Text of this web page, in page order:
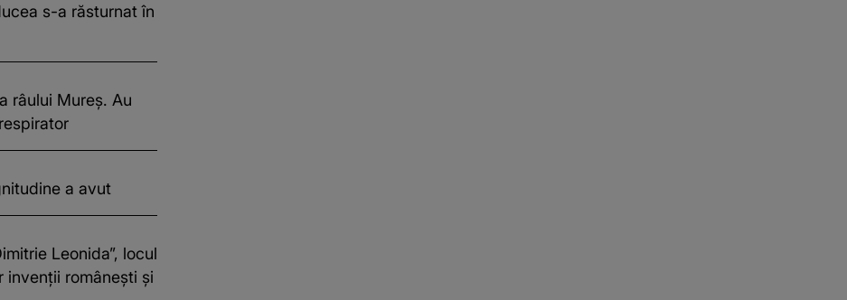
s-a răsturnat în
râului Mureș. Au
a avut
Leonida”, locul
invenții românești și